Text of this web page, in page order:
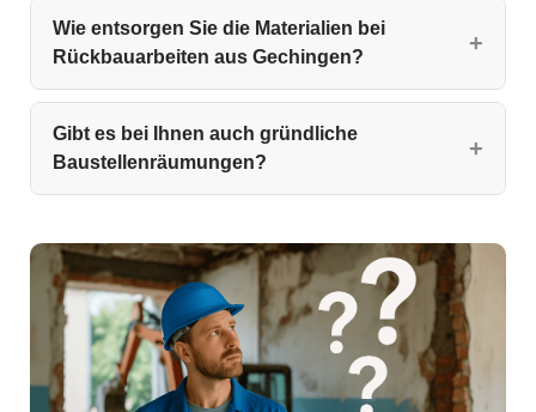
Wie entsorgen Sie die Materialien bei
Rückbauarbeiten aus Gechingen?
Gibt es bei Ihnen auch gründliche
Baustellenräumungen?